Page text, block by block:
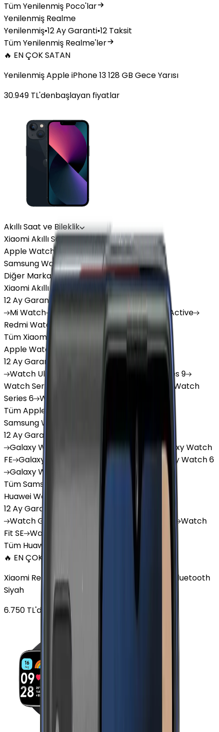
Tüm Yenilenmiş Poco'lar
Yenilenmiş Realme
Yenilenmiş•12 Ay Garanti•12 Taksit
Tüm Yenilenmiş Realme'ler
🔥 EN ÇOK SATAN
Yenilenmiş Apple iPhone 13 128 GB Gece Yarısı
30.949 TL'denbaşlayan fiyatlar
Akıllı Saat ve Bileklik
Xiaomi Akıllı Saat
Apple Watch
Samsung Watch
Diğer Markalar
Xiaomi Akıllı Saat
12 Ay Garanti
MiWatch RedmiWatch 3 Active
RedmiWatch 5 Lite RedmiWatch 5 Active
Tüm Xiaomi Akıllı Saat'lar
Apple Watch
12 Ay Garanti
Watch Ultra Series 10
Series 9
WatchSeries 8
Watch
Series 6 Watch
Tüm Apple Watch'lar
Samsung Watch
12 Ay Garanti
GalaxyWatch 7 Watch Ultra GalaxyWatch
FE GalaxyWatch 4 Watch 5 GalaxyWatch 6
GalaxyWatch8
Tüm Samsung Watch'lar
Huawei Watch
12 Ay Garanti
WatchGT 4 Watch GT 5 Pro
Watch
Fit SE Watch
GT3 Pro
Tüm Huawei Watch'lar
🔥 EN ÇOK SATAN
Xiaomi Redmi Watch 3 Active Plastik 47mm Bluetooth
Siyah
6.750 TL'den başlayan fiyatlar